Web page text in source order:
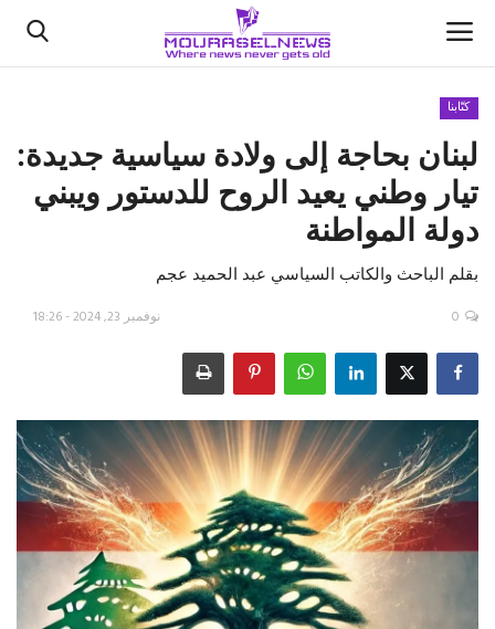
الأخبار
كتّابنا
السعودية
اقتصاد
علوم وتكنولوجيا
رياضة
فيديو
حياة
كتّابنا
لبنان بحاجة إلى ولادة سياسية جديدة:
تيار وطني يعيد الروح للدستور ويبني
دولة المواطنة
بقلم الباحث والكاتب السياسي عبد الحميد عجم
نوفمبر 23, 2024 - 18:26 0